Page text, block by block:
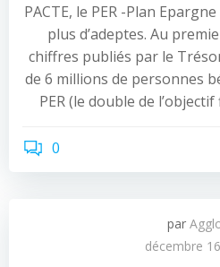
PACTE, le PER -Plan
plus d’adeptes. Au
chiffres publiés par le
de 6 millions de personnes
PER (le double de
0
par
décembre